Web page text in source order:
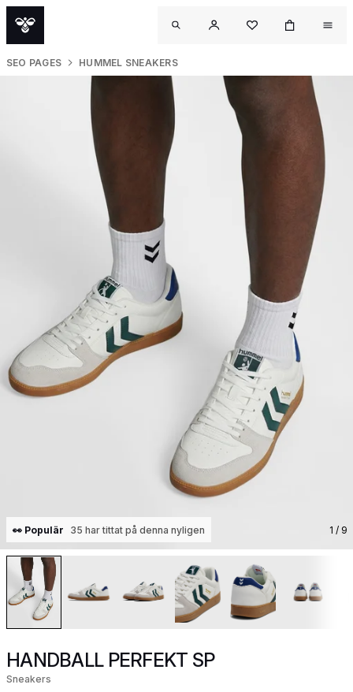
SEO PAGES HUMMEL SNEAKERS
👀 Populär 35 har tittat på denna nyligen 1 / 9
HANDBALL PERFEKT SP
Sneakers